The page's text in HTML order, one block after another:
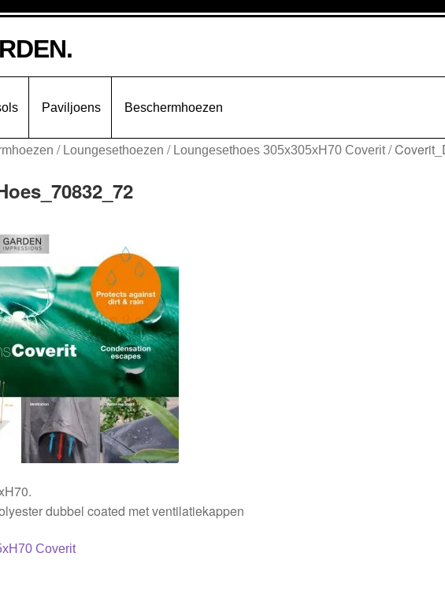
Paviljoens Beschermhoezen
/ Loungesethoezen / Loungesethoes 305x305xH70 Coverit/
dubbel coated met ventilatiekappen
Coverit